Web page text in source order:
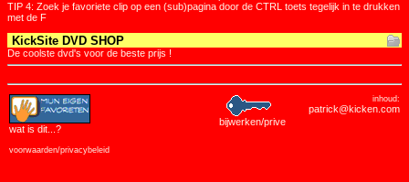
TIP 4: Zoek je favoriete clip op een (sub)pagina door de CTRL toets tegelijk in te drukken
met de F
KickSite DVD SHOP
De coolste dvd's voor de beste prijs !
wat is dit ...?
voorwaarden/privacybeleid
bijwerken/prive
inhoud:
patrick@kicken.com